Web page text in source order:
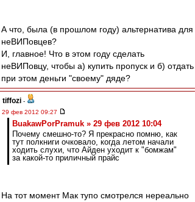
А что, была (в прошлом году) альтернатива для
неВИПовцев?
И, главное! Что в этом году сделать
неВИПовцу, чтобы а) купить пропуск и б) отдать
при этом деньги "своему" дяде?
tiffozi -
29 фев 2012 09:27
BuakawPorPramuk » 29 фев 2012 10:04
Почему смешно-то? Я прекрасно помню, как
тут полкниги очковало, когда летом начали
ходить слухи, что Айден уходит к "бомжам"
за какой-то приличный прайс
На тот момент Мак тупо смотрелся нереально